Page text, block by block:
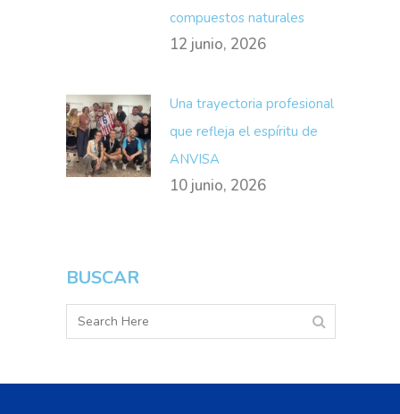
compuestos naturales
12 junio, 2026
Una trayectoria profesional
que refleja el espíritu de
ANVISA
10 junio, 2026
BUSCAR